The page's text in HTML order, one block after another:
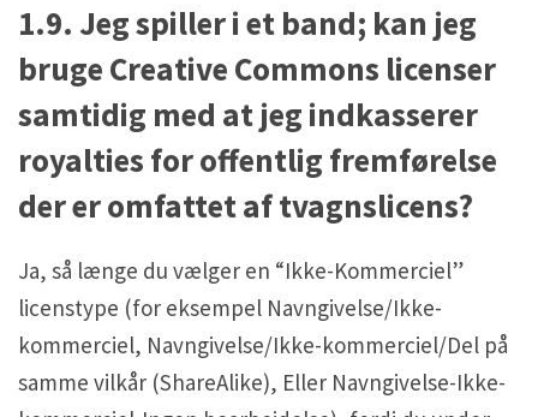
1.9. Jeg spiller i et band; kan jeg
bruge Creative Commons licenser
samtidig med at jeg indkasserer
royalties for offentlig fremførelse
der er omfattet af tvagnslicens?
Ja, så længe du vælger en “Ikke-Kommerciel”
licenstype (for eksempel Navngivelse/Ikke-
kommerciel, Navngivelse/Ikke-kommerciel/Del på
samme vilkår (ShareAlike), Eller Navngivelse-Ikke-